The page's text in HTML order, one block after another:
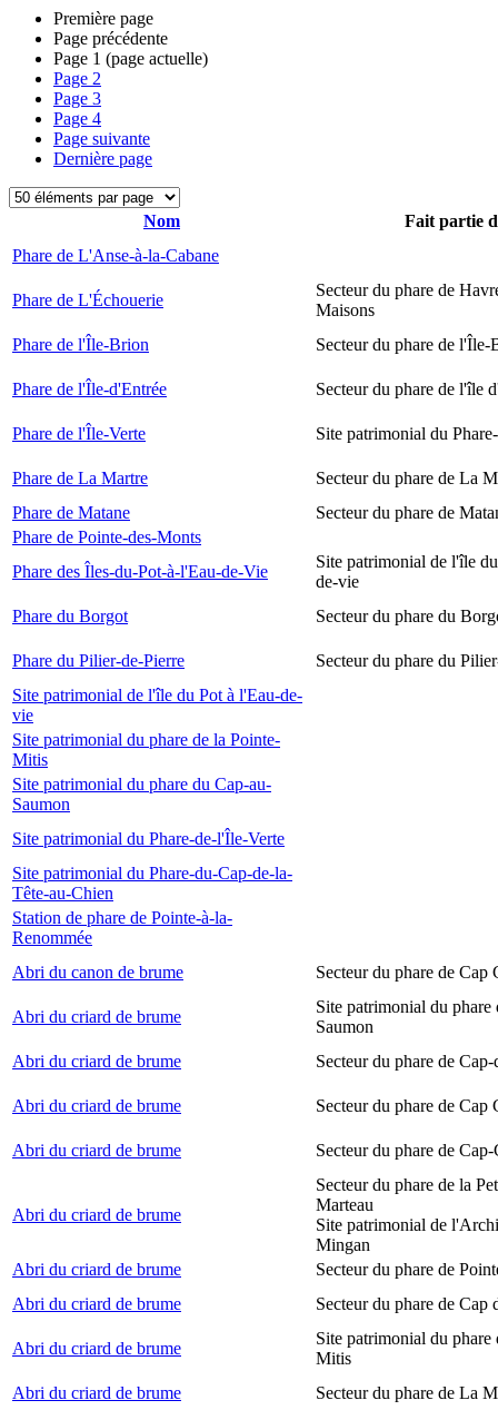
Première page
Page précédente
Page 1 (page actuelle)
Page 2
Page 3
Page 4
Page suivante
Dernière page
Nom
Fait partie
Phare de L'Anse-à-la-Cabane
Phare de L'Échouerie
Secteur du phare de
Maisons
Phare de l'Île-Brion
Secteur du phare de l'Île-
Phare de l'Île-d'Entrée Secteur du phare de l'île
Phare de l'Île-Verte Site patrimonial du
Phare de La Martre
Secteur du phare de La
Phare de Matane
Secteur du phare de
Phare de Pointe-des-Monts
Phare des Îles-du-Pot-à-l'Eau-de-Vie
Site patrimonial de l'île
de-vie
Phare du Borgot
Secteur du phare du
Phare du Pilier-de-Pierre
Secteur du phare du
Site patrimonial de l'île du Pot à l'Eau-de-
vie
Site patrimonial du phare de la Pointe-
Mitis
Site patrimonial du phare du Cap-au-
Saumon
Site patrimonial du Phare-de-l'Île-Verte
Site patrimonial du Phare-du-Cap-de-la-
Tête-au-Chien
Station de phare de Pointe-à-la-
Renommée
Abri du canon de brume
Secteur du phare de Cap
Abri du criard de brume
Site patrimonial du phare
Saumon
Abri du criard de brume
Secteur du phare de Cap-
Abri du criard de brume Secteur du phare de Cap
Abri du criard de brume Secteur du phare de Cap-
Abri du criard de brume
Secteur du phare de la
Marteau
Site patrimonial de
Mingan
Abri du criard de brume
Secteur du phare de
Abri du criard de brume
Secteur du phare de Cap
Abri du criard de brume
Site patrimonial du phare
Mitis
Abri du criard de brume
Secteur du phare de La